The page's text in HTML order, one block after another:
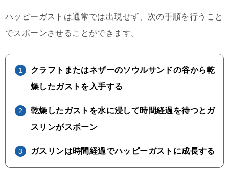
ハッピーガストは通常では出現せず、次の手順を行うこと
でスポーンさせることができます。
クラフトまたはネザーのソウルサンドの谷から乾
燥したガストを入手する
乾燥したガストを水に浸して時間経過を待つとガ
スリンがスポーン
ガスリンは時間経過でハッピーガストに成長する